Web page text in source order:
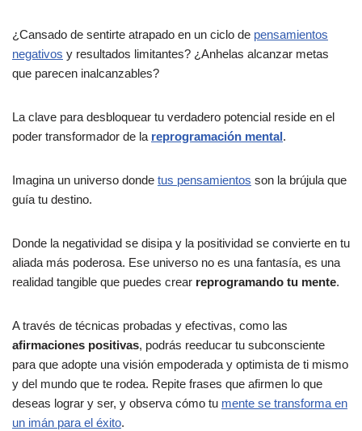
¿Cansado de sentirte atrapado en un ciclo de pensamientos
negativos y resultados limitantes? ¿Anhelas alcanzar metas
que parecen inalcanzables?
La clave para desbloquear tu verdadero potencial reside en el
poder transformador de la reprogramación mental.
Imagina un universo donde tus pensamientos son la brújula que
guía tu destino.
Donde la negatividad se disipa y la positividad se convierte en tu
aliada más poderosa. Ese universo no es una fantasía, es una
realidad tangible que puedes crear reprogramando tu mente.
A través de técnicas probadas y efectivas, como las
afirmaciones positivas, podrás reeducar tu subconsciente
para que adopte una visión empoderada y optimista de ti mismo
y del mundo que te rodea. Repite frases que afirmen lo que
deseas lograr y ser, y observa cómo tu mente se transforma en
un imán para el éxito.